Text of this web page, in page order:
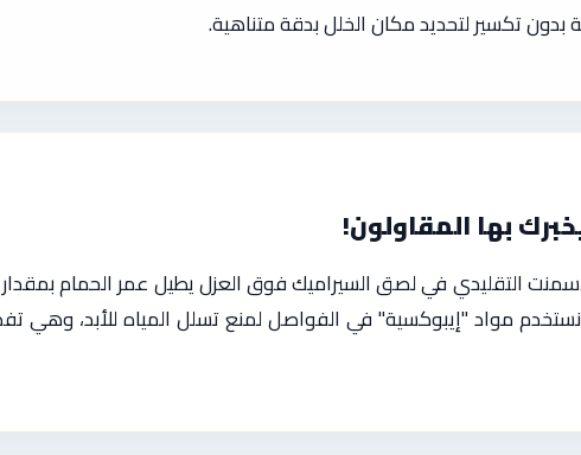
تكسير لتحديد مكان الخلل بدقة متناهية.
بها المقاولون!
التقليدي في لصق السيراميك فوق العزل يطيل عمر الحمام
نستخدم مواد "إيبوكسية" في الفواصل لمنع تسلل المياه للأبد، وهي